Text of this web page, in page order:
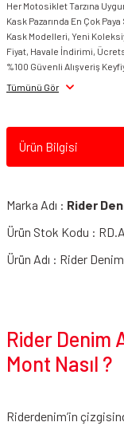
Her Motosiklet Tarzına
Kask Pazarında En Çok
Kask Modelleri, Yeni
Fiyat, Havale İndirimi,
%100 Güvenli Alışveriş
Tümünü Gör
Ürün Bilgisi
Marka Adı : Rider
Ürün Stok Kodu :
Ürün Adı : Rider
Rider Denim
Mont Nasıl ?
Riderdenim’in